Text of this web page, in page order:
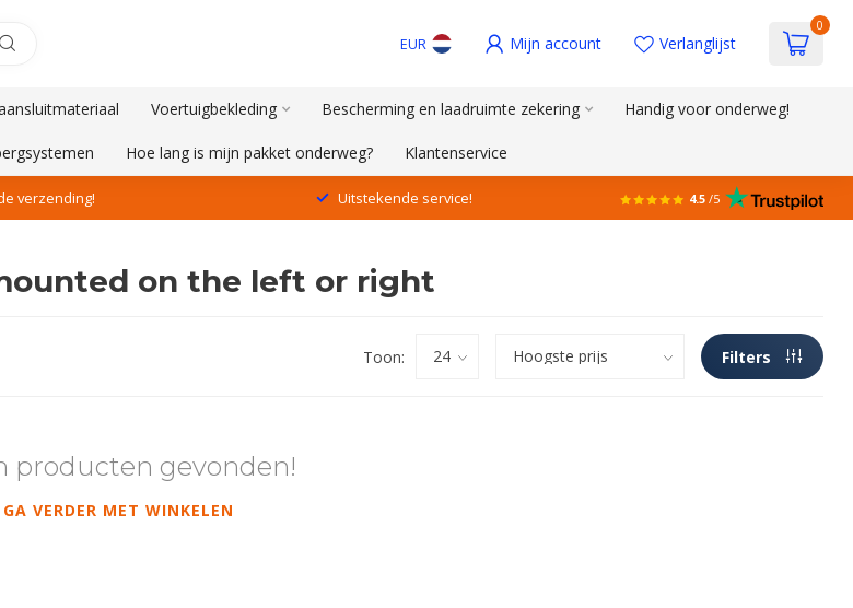
EUR Mijn account Verlanglijst
0
Voertuigbekleding Bescherming en laadruimte zekering Handig voor onderweg!
Hoe lang is mijn pakket onderweg? Klantenservice
verzending! Uitstekende service! 4.5 /5
on the left or right
Toon: Filters
producten gevonden!
GA VERDER MET WINKELEN